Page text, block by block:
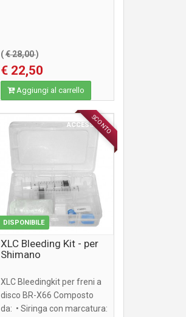
(€ 28,00)
€ 22,50
Aggiungi al carrello
SCONTO
DISPONIBILE
ACCESSORI
XLC Bleeding Kit - per
Shimano
XLC Bleedingkit per freni a
disco BR-X66 Composto
da: • Siringa con marcatura: